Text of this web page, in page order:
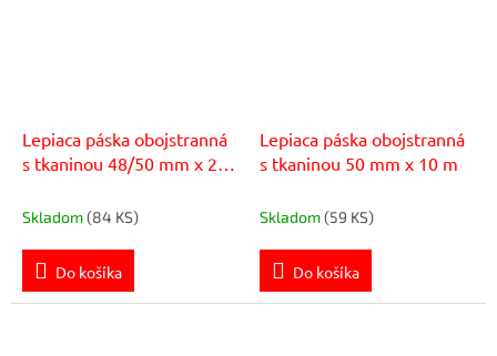
Lepiaca páska obojstranná
s tkaninou 48/50 mm x 25
Skladom(84 KS)
Do košíka
Lepiaca páska obojstranná
s tkaninou 50 mm x 10 m
Skladom(59 KS)
Do košíka